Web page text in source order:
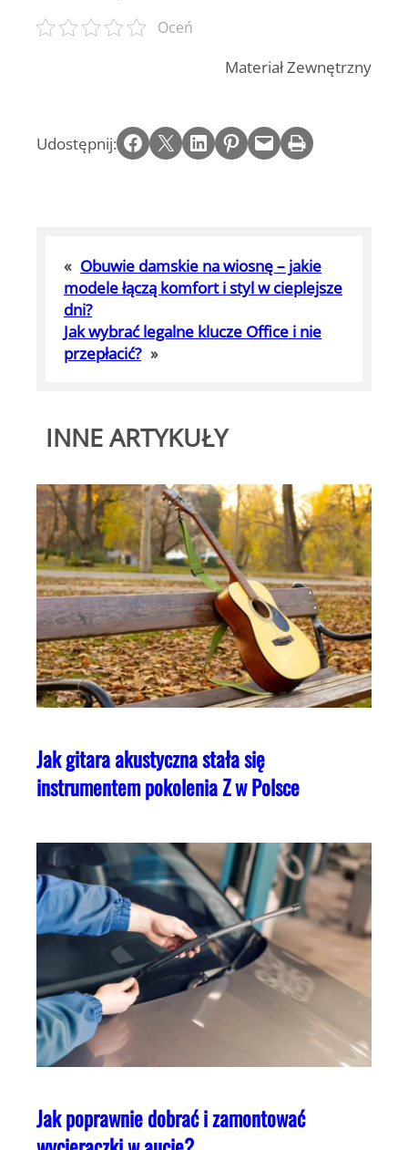
Oceń
Materiał Zewnętrzny
Udostępnij: Share on Facebook Email this Page Share on LinkedIn Share on Pinterest Email this Page Print this Page
« Obuwie damskie na wiosnę – jakie
modele łączą komfort i styl w cieplejsze
dni?
Jak wybrać legalne klucze Office i nie
przepłacić? »
INNE ARTYKUŁY
Jak gitara akustyczna stała się
instrumentem pokolenia Z w Polsce
Jak poprawnie dobrać i zamontować